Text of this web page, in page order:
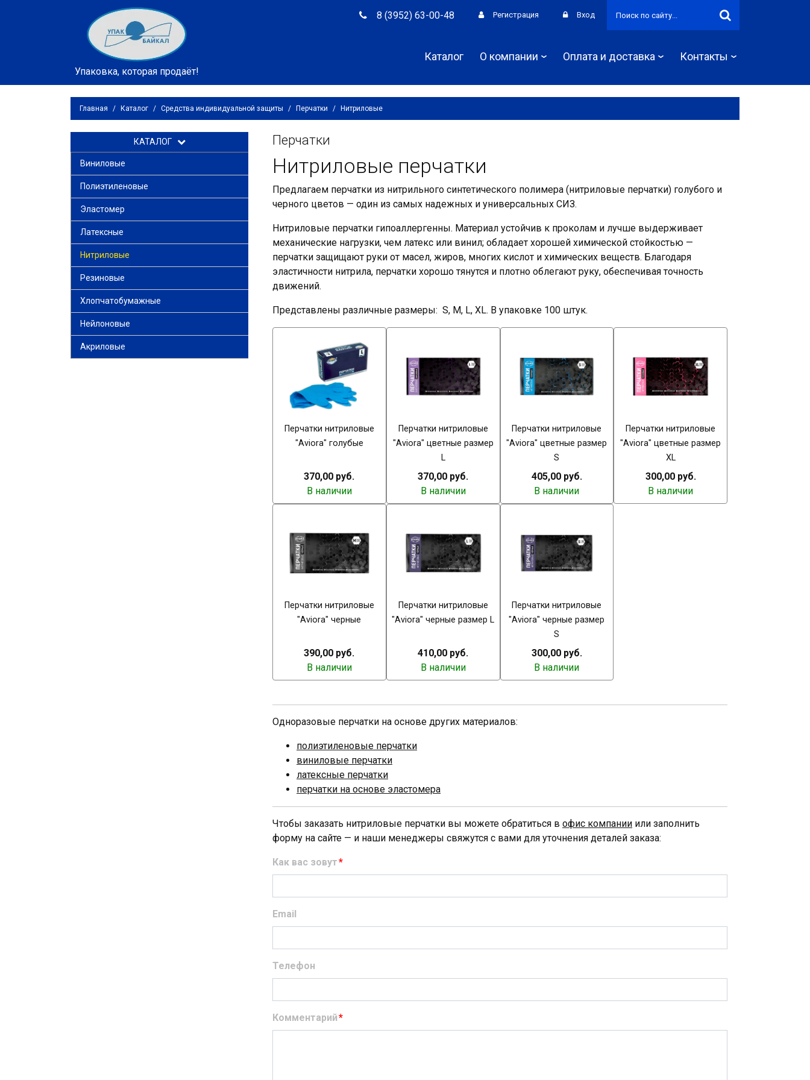
Упаковка, которая продаёт!
8 (3952) 63-00-48 Регистрация Вход
Каталог О компании Оплата и доставка Контакты
Главная / Каталог / Средства индивидуальной защиты / Перчатки / Нитриловые
КАТАЛОГ
Виниловые
Полиэтиленовые
Эластомер
Латексные
Нитриловые
Резиновые
Хлопчатобумажные
Нейлоновые
Акриловые
Перчатки
Нитриловые перчатки
Предлагаем перчатки из нитрильного синтетического полимера (нитриловые перчатки) голубого и
черного цветов — один из самых надежных и универсальных СИЗ.
Нитриловые перчатки гипоаллергенны. Материал устойчив к проколам и лучше выдерживает
механические нагрузки, чем латекс или винил; обладает хорошей химической стойкостью —
перчатки защищают руки от масел, жиров, многих кислот и химических веществ. Благодаря
эластичности нитрила, перчатки хорошо тянутся и плотно облегают руку, обеспечивая точность
движений.
Представлены различные размеры: S, M, L, XL. В упаковке 100 штук.
Перчатки нитриловые
"Aviora" голубые
370,00 руб.
В наличии
Перчатки нитриловые
"Aviora" цветные размер
L
370,00 руб.
В наличии
Перчатки нитриловые
"Aviora" цветные размер
S
405,00 руб.
В наличии
Перчатки нитриловые
"Aviora" цветные размер
XL
300,00 руб.
В наличии
Перчатки нитриловые
"Aviora" черные
390,00 руб.
В наличии
Перчатки нитриловые
"Aviora" черные размер L
410,00 руб.
В наличии
Перчатки нитриловые
"Aviora" черные размер
S
300,00 руб.
В наличии
Одноразовые перчатки на основе других материалов:
полиэтиленовые перчатки
виниловые перчатки
латексные перчатки
перчатки на основе эластомера
Чтобы заказать нитриловые перчатки вы можете обратиться в офис компании или заполнить
форму на сайте — и наши менеджеры свяжутся с вами для уточнения деталей заказа:
Как вас зовут*
Email
Телефон
Комментарий*